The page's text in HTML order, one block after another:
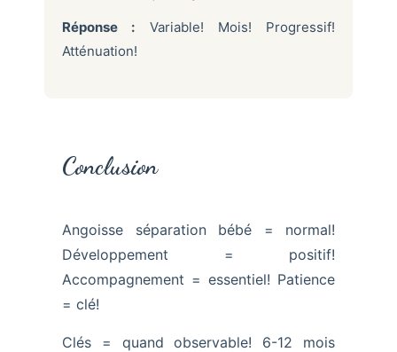
Réponse : Variable! Mois! Progressif!
Atténuation!
Conclusion
Angoisse séparation bébé = normal!
Développement = positif!
Accompagnement = essentiel! Patience
= clé!
Clés = quand observable! 6-12 mois